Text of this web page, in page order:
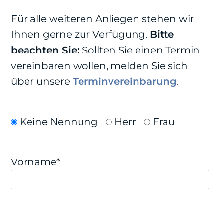
Für alle weiteren Anliegen stehen wir
Ihnen gerne zur Verfügung. Bitte
beachten Sie: Sollten Sie einen Termin
vereinbaren wollen, melden Sie sich
über unsereTerminvereinbarung.
Keine Nennung Herr Frau
Vorname*